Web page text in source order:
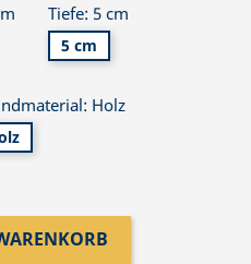
Tiefe: 5 cm
5 cm
Holz